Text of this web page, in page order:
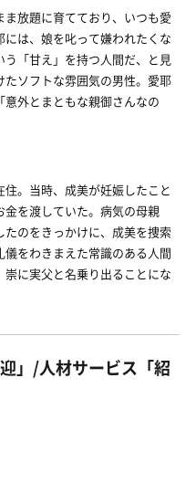
放題に育てており、いつも愛
は、娘を叱って嫌われたくな
「甘え」を持つ人間だ、と見
ソフトな雰囲気の男性。愛耶
外とまともな親御さんなの
。当時、成美が妊娠したこと
を渡していた。病気の母親
のをきっかけに、成美を捜索
をわきまえた常識のある人間
に実父と名乗り出ることにな
」/人材サービス「紹